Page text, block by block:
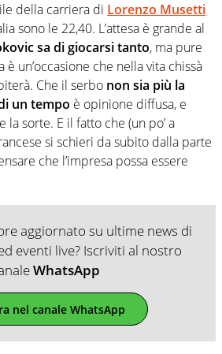
della carriera di Lorenzo Musetti
sono le 22,40. L’attesa è grande al
sa di giocarsi tanto, ma pure
è un’occasione che nella vita chissà
Che il serbo non sia più la
un tempo è opinione diffusa, e
la sorte. E il fatto che (un po’ a
si schieri da subito dalla parte
che l’impresa possa essere
aggiornato su ultime news di
eventi live? Iscriviti al nostro
WhatsApp
nel canale WhatsApp